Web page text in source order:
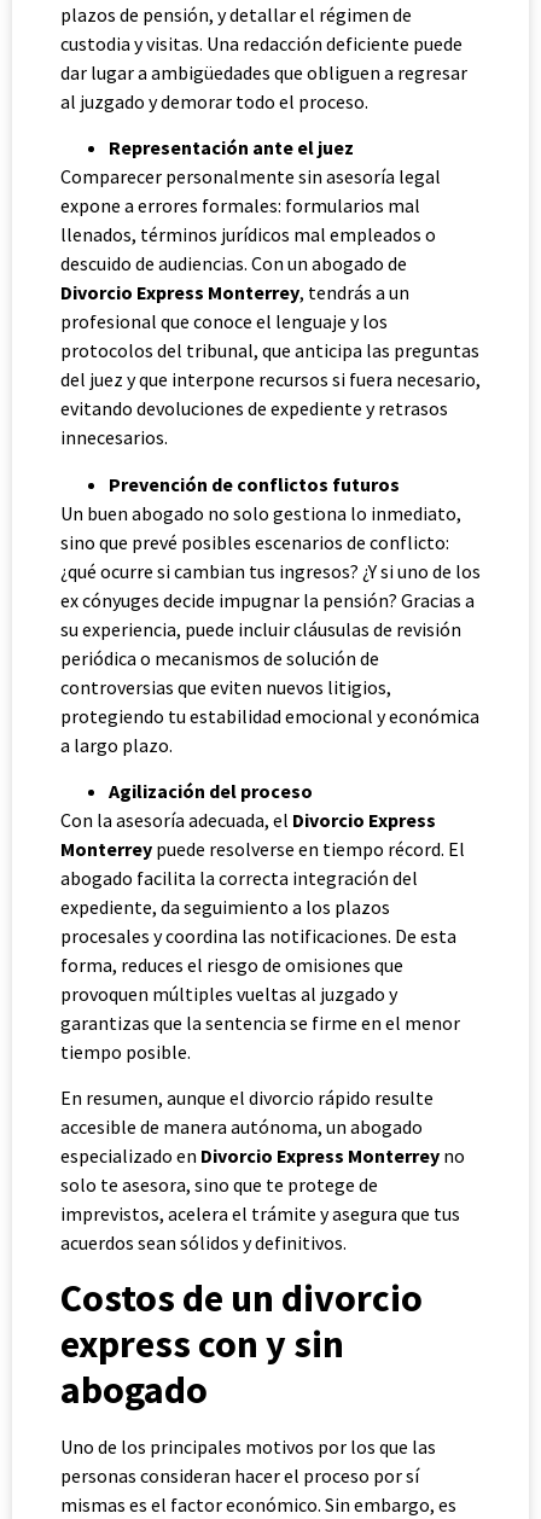
plazos de pensión, y detallar el régimen de
custodia y visitas. Una redacción deficiente puede
dar lugar a ambigüedades que obliguen a regresar
al juzgado y demorar todo el proceso.
Representación ante el juez
Comparecer personalmente sin asesoría legal
expone a errores formales: formularios mal
llenados, términos jurídicos mal empleados o
descuido de audiencias. Con un abogado de
Divorcio Express Monterrey, tendrás a un
profesional que conoce el lenguaje y los
protocolos del tribunal, que anticipa las preguntas
del juez y que interpone recursos si fuera necesario,
evitando devoluciones de expediente y retrasos
innecesarios.
Prevención de conflictos futuros
Un buen abogado no solo gestiona lo inmediato,
sino que prevé posibles escenarios de conflicto:
¿qué ocurre si cambian tus ingresos? ¿Y si uno de los
ex cónyuges decide impugnar la pensión? Gracias a
su experiencia, puede incluir cláusulas de revisión
periódica o mecanismos de solución de
controversias que eviten nuevos litigios,
protegiendo tu estabilidad emocional y económica
a largo plazo.
Agilización del proceso
Con la asesoría adecuada, el Divorcio Express
Monterrey puede resolverse en tiempo récord. El
abogado facilita la correcta integración del
expediente, da seguimiento a los plazos
procesales y coordina las notificaciones. De esta
forma, reduces el riesgo de omisiones que
provoquen múltiples vueltas al juzgado y
garantizas que la sentencia se firme en el menor
tiempo posible.
En resumen, aunque el divorcio rápido resulte
accesible de manera autónoma, un abogado
especializado en Divorcio Express Monterrey no
solo te asesora, sino que te protege de
imprevistos, acelera el trámite y asegura que tus
acuerdos sean sólidos y definitivos.
Costos de un divorcio
express con y sin
abogado
Uno de los principales motivos por los que las
personas consideran hacer el proceso por sí
mismas es el factor económico. Sin embargo, es